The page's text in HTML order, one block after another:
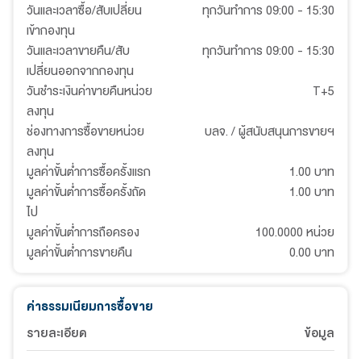
วันและเวลาซื้อ/สับเปลี่ยน
เข้ากองทุน
ทุกวันทำการ 09:00 - 15:30
วันและเวลาขายคืน/สับ
เปลี่ยนออกจากกองทุน
ทุกวันทำการ 09:00 - 15:30
วันชำระเงินค่าขายคืนหน่วย
ลงทุน
T+5
ช่องทางการซื้อขายหน่วย
ลงทุน
บลจ. / ผู้สนับสนุนการขายฯ
มูลค่าขั้นต่ำการซื้อครั้งแรก
1.00 บาท
มูลค่าขั้นต่ำการซื้อครั้งถัด
ไป
1.00 บาท
มูลค่าขั้นต่ำการถือครอง
100.0000 หน่วย
มูลค่าขั้นต่ำการขายคืน
0.00 บาท
ค่าธรรมเนียมการซื้อขาย
รายละเอียด
ข้อมูล